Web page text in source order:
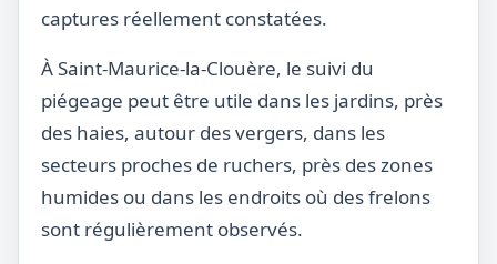
captures réellement constatées.
À Saint-Maurice-la-Clouère, le suivi du
piégeage peut être utile dans les jardins, près
des haies, autour des vergers, dans les
secteurs proches de ruchers, près des zones
humides ou dans les endroits où des frelons
sont régulièrement observés.